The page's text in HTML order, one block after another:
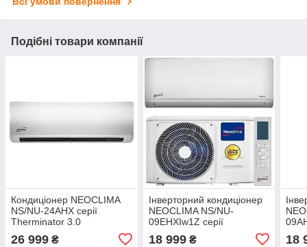
Подібні товари компанії
Кондиціонер NEOCLIMA
NS/NU-24AHX серії
Therminator 3.0
26 999 ₴
Інверторний кондиціонер
NEOCLIMA NS/NU-
09EHXIw1Z серії
18 999₴ 18